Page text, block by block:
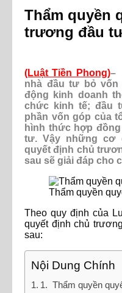
Thẩm quyền
trương đầu
(Luật Tiền Phong)–
nhà đầu tư bỏ
động kinh doanh
chức kinh tế; đầu
phần vốn góp của
hình thức hợp
tư. Vậy những cơ
quyết định chủ
sau sẽ giải đáp cho
Thẩm quyền
Theo quy định của
quyết định chủ
sau:
Nội Dung Chính
1. Thẩm quyền